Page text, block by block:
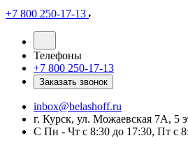
+7 800 250-17-13
Телефоны
+7 800 250-17-13
Заказать звонок
inbox@belashoff.ru
г. Курск, ул. Можаевская 7А, 5
C Пн - Чт с 8:30 до 17:30, Пт с